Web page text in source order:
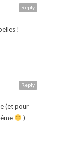
Reply
!
Reply
(et pour
)